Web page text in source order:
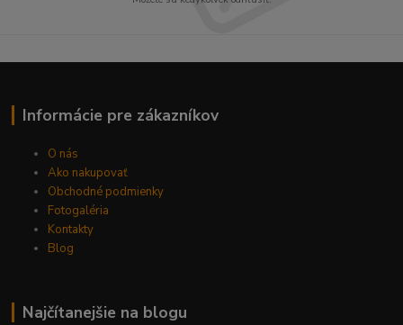
Informácie pre zákazníkov
O nás
Ako nakupovať
Obchodné podmienky
Fotogaléria
Kontakty
Blog
Najčítanejšie na blogu